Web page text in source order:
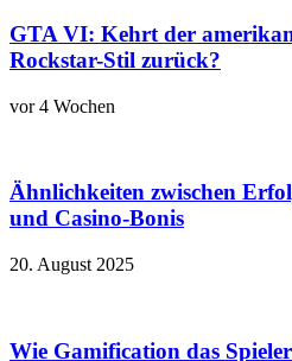
GTA VI: Kehrt der
Rockstar-Stil zurück?
vor 4 Wochen
Ähnlichkeiten zwischen
und Casino‑Bonis
20. August 2025
Wie Gamification das